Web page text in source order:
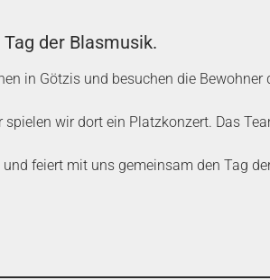
der Blasmusik.
in Götzis und besuchen die Bewohner
wir dort ein Platzkonzert. Das
feiert mit uns gemeinsam den Tag